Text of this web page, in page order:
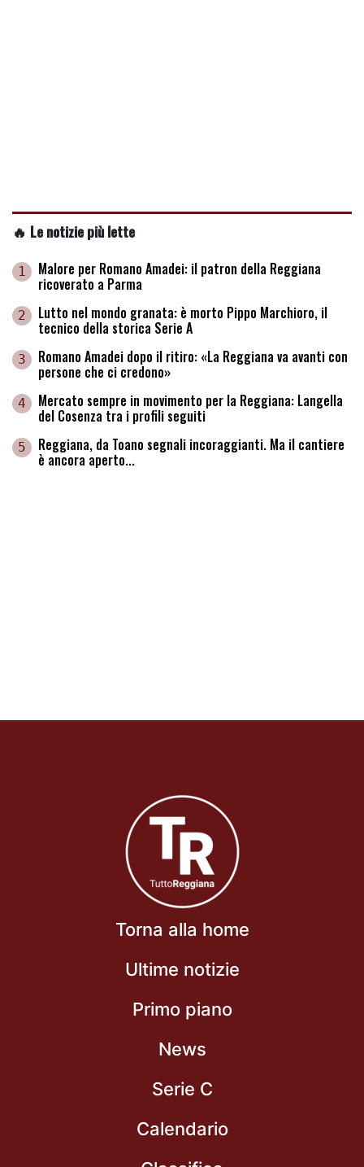
🔥 Le notizie più lette
1 Malore per Romano Amadei: il patron della Reggiana
ricoverato a Parma
2 Lutto nel mondo granata: è morto Pippo Marchioro, il
tecnico della storica Serie A
3 Romano Amadei dopo il ritiro: «La Reggiana va avanti con
persone che ci credono»
4 Mercato sempre in movimento per la Reggiana: Langella
del Cosenza tra i profili seguiti
5 Reggiana, da Toano segnali incoraggianti. Ma il cantiere
è ancora aperto...
Torna alla home
Ultime notizie
Primo piano
News
Serie C
Calendario